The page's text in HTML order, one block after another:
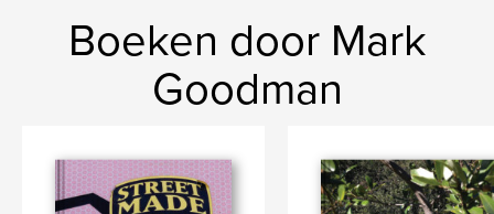
Boeken door Mark
Goodman